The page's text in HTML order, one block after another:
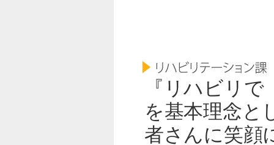
『リハビリ
を基本理念と
者さんに笑顔